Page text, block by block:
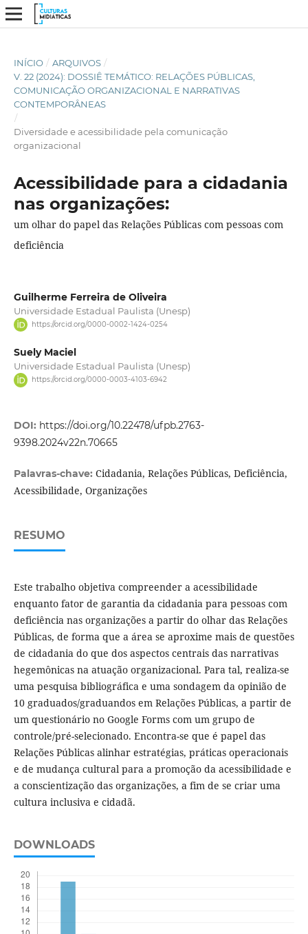
INÍCIO / ARQUIVOS /
V. 22 (2024): DOSSIÊ TEMÁTICO: RELAÇÕES PÚBLICAS,
COMUNICAÇÃO ORGANIZACIONAL E NARRATIVAS
CONTEMPORÂNEAS
/
Diversidade e acessibilidade pela comunicação
organizacional
Acessibilidade para a cidadania
nas organizações:
um olhar do papel das Relações Públicas com pessoas com
deficiência
Guilherme Ferreira de Oliveira
Universidade Estadual Paulista (Unesp)
https://orcid.org/0000-0002-1424-0254
Suely Maciel
Universidade Estadual Paulista (Unesp)
https://orcid.org/0000-0003-4103-6942
DOI: https://doi.org/10.22478/ufpb.2763-
9398.2024v22n.70665
Palavras-chave: Cidadania, Relações Públicas, Deficiência,
Acessibilidade, Organizações
RESUMO
Este trabalho objetiva compreender a acessibilidade
enquanto fator de garantia da cidadania para pessoas com
deficiência nas organizações a partir do olhar das Relações
Públicas, de forma que a área se aproxime mais de questões
de cidadania do que dos aspectos centrais das narrativas
hegemônicas na atuação organizacional. Para tal, realiza-se
uma pesquisa bibliográfica e uma sondagem da opinião de
10 graduados/graduandos em Relações Públicas, a partir de
um questionário no Google Forms com um grupo de
controle/pré-selecionado. Encontra-se que é papel das
Relações Públicas alinhar estratégias, práticas operacionais
e de mudança cultural para a promoção da acessibilidade e
a conscientização das organizações, a fim de se criar uma
cultura inclusiva e cidadã.
DOWNLOADS